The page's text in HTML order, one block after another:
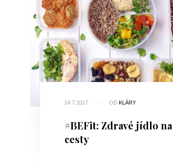
24.7.2017 OD KLÁRY
#BEFit: Zdravé jídlo na
cesty